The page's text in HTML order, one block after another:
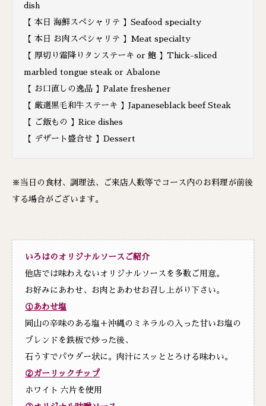
dish
【 本日 海鮮スペシャリテ 】Seafood specialty
【 本日 お肉スペシャリテ 】Meat specialty
【 厚切り霜降りタンステーキ or 鮑 】Thick-sliced ​​
marbled tongue steak or Abalone
【 お口直しの逸品 】Palate freshener
【 厳選黒毛和牛ステーキ 】Japaneseblack beef Steak
【 ご飯もの 】Rice dishes
【 デザート盛合せ 】Dessert
※当日の食材、調理法、ご来店人数等でコース内のお料理が前後
する場合がございます。
いろはのオリジナルソースご紹介
他店では味わえないオリジナルソースを多数ご用意。
お好みにあわせ、お肉とあわせお召し上がり下さい。
①あわせ塩
岡山の辛味のある塩＋沖縄のミネラルの入った甘いお塩の
ブレンドを鉄板で炒った後、
石うすでパウダー状に。肉汁にスッととろける味わい。
②ガーリックチップ
ホワイト 六片を使用